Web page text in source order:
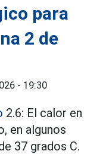
para
2 de
- 19:30
2.6: El calor en
en algunos
37 grados C.